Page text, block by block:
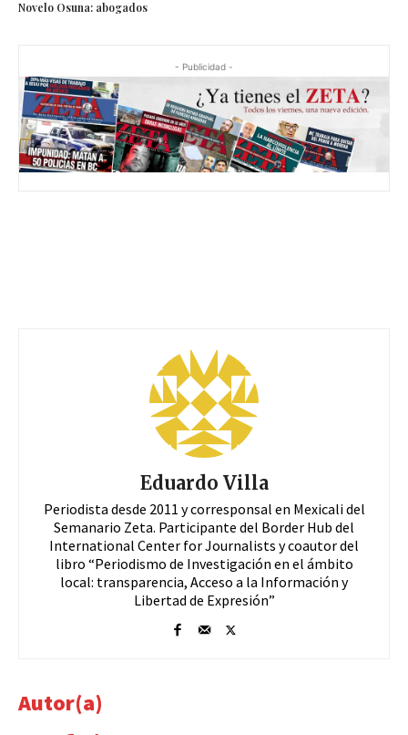
Novelo Osuna: abogados
- Publicidad -
Eduardo Villa
Periodista desde 2011 y corresponsal en Mexicali del
Semanario Zeta. Participante del Border Hub del
International Center for Journalists y coautor del
libro “Periodismo de Investigación en el ámbito
local: transparencia, Acceso a la Información y
Libertad de Expresión”
Autor(a)